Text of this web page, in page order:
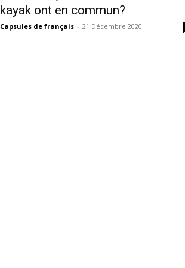
kayak ont en commun?
Capsules de français - 21 Décembre 2020